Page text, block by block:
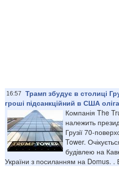
16:57
Трамп збудує в столиці
гроші підсанкційний в США
Компанія The
належить
Грузії 70-
Tower.
будівлею на
України з посиланням на Domus. .